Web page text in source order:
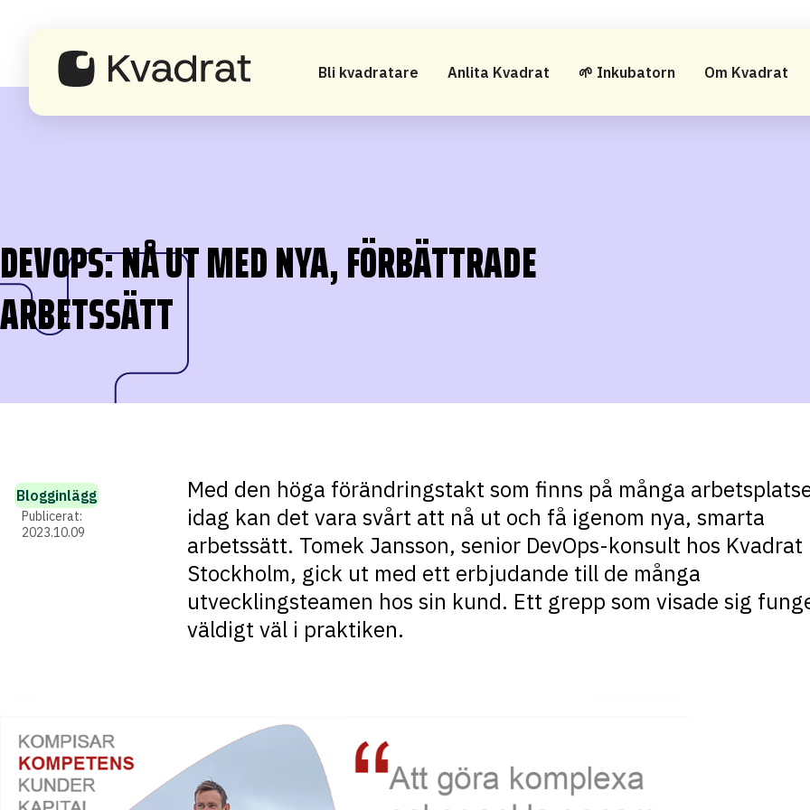
Bli kvadratare Anlita Kvadrat 🌱 Inkubatorn Om Kvadrat
DEVOPS: NÅ UT MED NYA, FÖRBÄTTRADE
ARBETSSÄTT
Blogginlägg
Publicerat:
2023.10.09
Med den höga förändringstakt som finns på många
idag kan det vara svårt att nå ut och få igenom nya, smarta
arbetssätt. Tomek Jansson, senior DevOps-konsult hos Kvadrat
Stockholm, gick ut med ett erbjudande till de många
utvecklingsteamen hos sin kund. Ett grepp som visade sig
väldigt väl i praktiken.